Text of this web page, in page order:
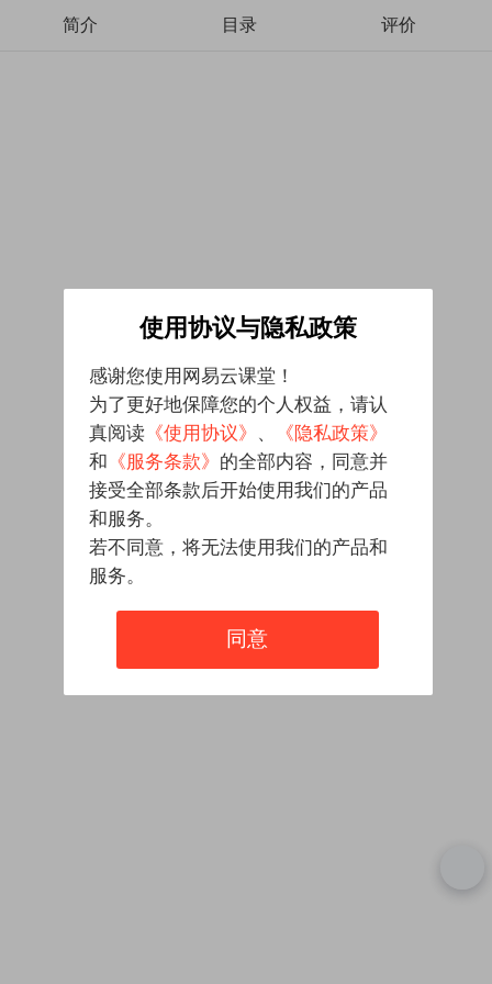
简介 目录 评价
使用协议与隐私政策
感谢您使用网易云课堂！
为了更好地保障您的个人权益，请认
真阅读 《使用协议》 、
《隐私政策》
和 《服务条款》 的全部内容，同意并
接受全部条款后开始使用我们的产品
和服务。
若不同意，将无法使用我们的产品和
服务。
同意